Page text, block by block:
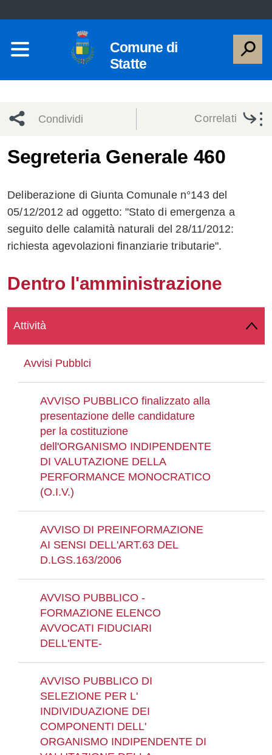
Comune di
Statte
Condividi
network
Condividi
Condividi
Facebook
su
Twitter
Condividi
su
Condividi
Whatsapp
Correlati
Segreteria Generale 460
Deliberazione di Giunta Comunale n°143 del
05/12/2012 ad oggetto: "Stato di emergenza a
seguito delle calamità naturali del 28/11/2012:
richiesta agevolazioni finanziarie tributarie".
Dentro l'amministrazione
Attività
Avvisi Pubblci
AVVISO PUBBLICO finalizzato alla
presentazione delle candidature
per la costituzione
dell'ORGANISMO INDIPENDENTE
DI VALUTAZIONE DELLA
PERFORMANCE MONOCRATICO
(O.I.V.)
AVVISO DI PREINFORMAZIONE
AI SENSI DELL'ART.63 DEL
D.LGS.163/2006
AVVISO PUBBLICO -
FORMAZIONE ELENCO
AVVOCATI FIDUCIARI
DELL'ENTE-
AVVISO PUBBLICO DI
SELEZIONE PER L'
INDIVIDUAZIONE DEI
COMPONENTI DELL'
ORGANISMO INDIPENDENTE DI